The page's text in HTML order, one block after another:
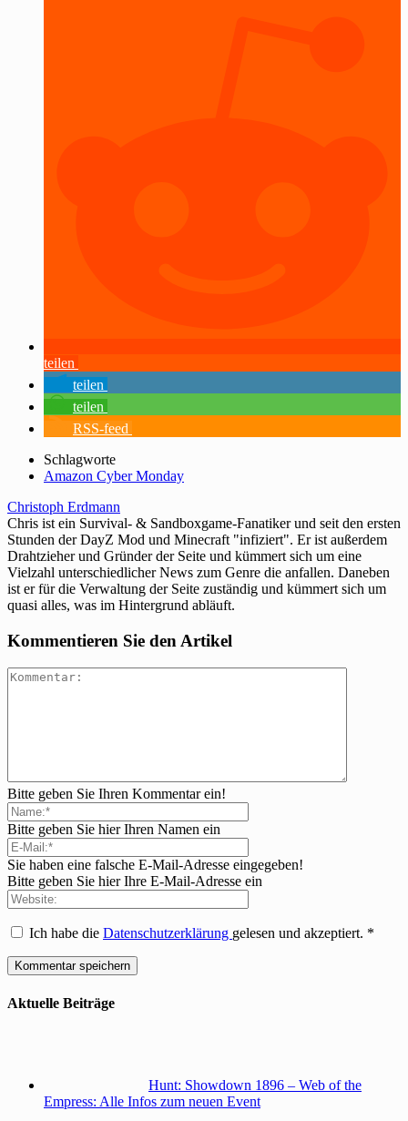
teilen
teilen
teilen
RSS-feed
Schlagworte
Amazon Cyber Monday
Christoph Erdmann
Chris ist ein Survival- & Sandboxgame-Fanatiker und seit den ersten
Stunden der DayZ Mod und Minecraft "infiziert". Er ist außerdem
Drahtzieher und Gründer der Seite und kümmert sich um eine
Vielzahl unterschiedlicher News zum Genre die anfallen. Daneben
ist er für die Verwaltung der Seite zuständig und kümmert sich um
quasi alles, was im Hintergrund abläuft.
Kommentieren Sie den Artikel
Bitte geben Sie Ihren Kommentar ein!
Bitte geben Sie hier Ihren Namen ein
Sie haben eine falsche E-Mail-Adresse eingegeben!
Bitte geben Sie hier Ihre E-Mail-Adresse ein
Ich habe die Datenschutzerklärung gelesen und akzeptiert. *
Aktuelle Beiträge
Hunt: Showdown 1896 – Web of the
Empress: Alle Infos zum neuen Event